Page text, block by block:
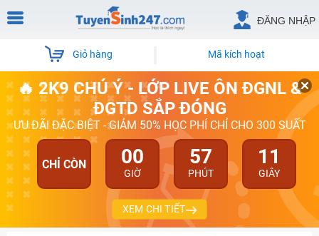
ĐĂNG NHẬP
Giỏ hàng Mã kích hoạt
🔥 2K9 CHÚ Ý - LỚP LIVE ÔN ĐGNL &
ĐGTD SẮP ĐÓNG
ƯU ĐÃI ĐẶC BIỆT - GIẢM 50% HỌC PHÍ CHỈ CHO 300 SUẤT
CHỈ CÒN 00
GIỜ
57
PHÚT
11
GIÂY
XEM CHI TIẾT